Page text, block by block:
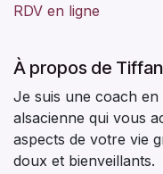
RDV en ligne
À propos de
Je suis une coach
alsacienne qui vous
aspects de votre vie
doux et bienveillants.